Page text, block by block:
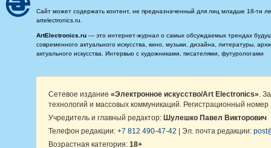
Сайт может содержать контент, не предназначенный для лиц младше 18-ти
artelectronics.ru.
ArtElectronics.ru — это интернет-журнал о самых обсуждаемых трендах
современного актуального искусства, кино, музыки, дизайна, литературы,
актуального искусства. Интервью с художниками, писателями, футурологами
Сетевое издание «Электронное искусство/Art Electronics» .
технологий и массовых коммуникаций. Регистрационный
Учредитель и главный редактор: Шулешко Павел Викторович
Телефон редакции: +7 812 490-47-42 | Эл. почта редакции:
Возрастная категория: 18+